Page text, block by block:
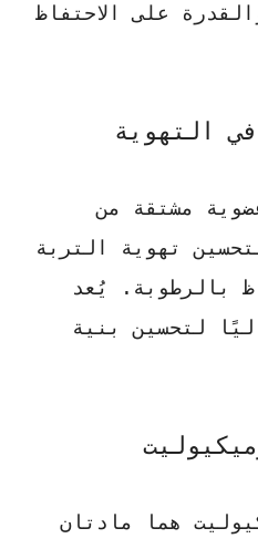
على الاحتفاظ
التهوية
مشتقة من
تهوية التربة
بالرطوبة.
يُعد
لتحسين بنية
هما مادتان